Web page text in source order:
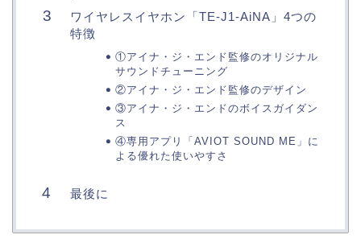
ワイヤレスイヤホン「TE-J1-AiNA」4つの
特徴
①アイナ・ジ・エンド監修のオリジナル
サウンドチューニング
②アイナ・ジ・エンド監修のデザイン
③アイナ・ジ・エンドのボイスガイダン
ス
④専用アプリ「AVIOT SOUND ME」に
よる優れた使いやすさ
最後に